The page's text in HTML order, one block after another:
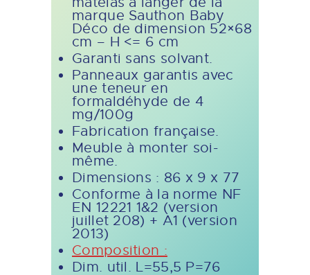
marque Sauthon Baby
Déco de dimension 52×68
cm – H <= 6 cm
Garanti sans solvant.
Panneaux garantis avec
une teneur en
formaldéhyde de 4
mg/100g
Fabrication française.
Meuble à monter soi-
même.
Dimensions : 86 x 9 x 77
Conforme à la norme NF
EN 12221 1&2 (version
juillet 208) + A1 (version
2013)
Composition :
Dim. util. L=55,5 P=76